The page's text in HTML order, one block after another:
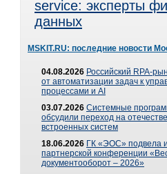
service: эксперты
данных
MSKIT.RU: последние новости
04.08.2026 Российский RPA-
от автоматизации задач к
процессами и AI
03.07.2026 Системные
обсудили переход на
встроенных систем
18.06.2026 ГК «ЭОС» подвела
партнерской конференции
документооборот – 2026»